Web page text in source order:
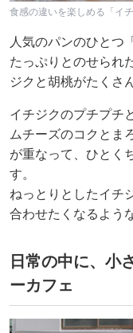
食感の違いを楽しめる「イ
人気のパンのひとつ
たっぷりとのせられ
ジクと胡桃がたくさ
イチジクのプチプチ
ムチーズのコクとま
が重なって、ひとく
す。
ねっとりとしたイチ
合わせたくなるよう
日常の中に、小
ーカフェ